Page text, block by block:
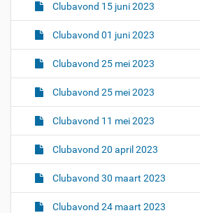
Clubavond 15 juni 2023
Clubavond 01 juni 2023
Clubavond 25 mei 2023
Clubavond 25 mei 2023
Clubavond 11 mei 2023
Clubavond 20 april 2023
Clubavond 30 maart 2023
Clubavond 24 maart 2023